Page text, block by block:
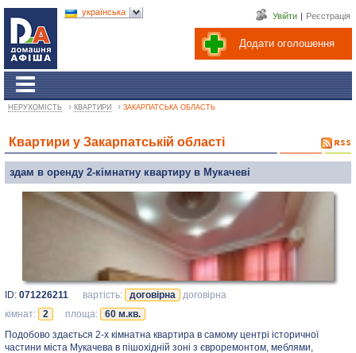
Додати оголошення
Увійти | Реєстрація
українська
НЕРУХОМІСТЬ › КВАРТИРИ › ЗАКАРПАТСЬКА ОБЛАСТЬ
Квартири у Закарпатській області
здам в оренду 2-кімнатну квартиру в Мукачеві
ID: 071226211 вартість: договірна
договірна
кімнат:
2 площа:
60 м.кв.
Подобово здається 2-х кімнатна квартира в самому центрі історичної
частини міста Мукачева в пішохідній зоні з євроремонтом, меблями,